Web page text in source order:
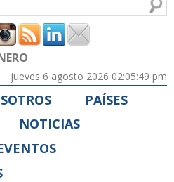
jueves 6 agosto 2026 02:05:49 pm
PAÍSES
NOTICIAS